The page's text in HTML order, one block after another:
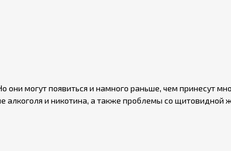
могут появиться и намного раньше, чем принесут
алкоголя и никотина, а также проблемы со щитовидной